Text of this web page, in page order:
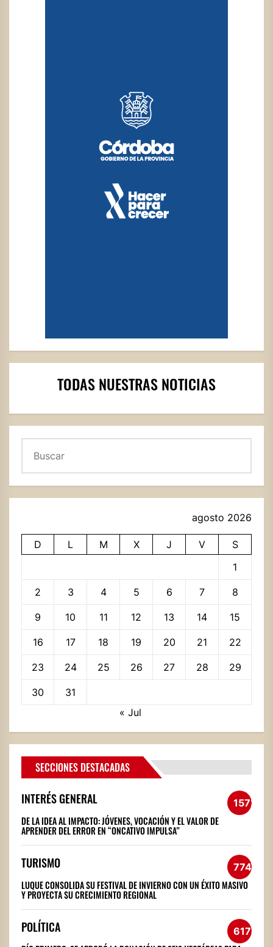
TODAS NUESTRAS NOTICIAS
agosto 2026
D L M X J V
S
1
2 3 4 5 6 7 8
9 10 11 12 13 14 15
16 17 18 19 20 21 22
23 24 25 26 27 28 29
30
31
« Jul
SECCIONES DESTACADAS
INTERÉS GENERAL 1572
DE LA IDEA AL IMPACTO: JÓVENES, VOCACIÓN Y EL VALOR DE
APRENDER DEL ERROR EN “ONCATIVO IMPULSA”
TURISMO 774
LUQUE CONSOLIDA SU FESTIVAL DE INVIERNO CON UN ÉXITO MASIVO
Y PROYECTA SU CRECIMIENTO REGIONAL
POLÍTICA 617